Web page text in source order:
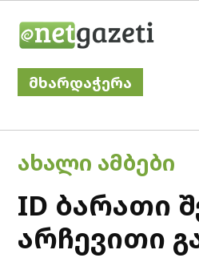
მხარდაჭერა
POSTED
ᲐᲮᲐᲚᲘ ᲐᲛᲑᲔᲑᲘ
ID ბარათი
არჩევითი